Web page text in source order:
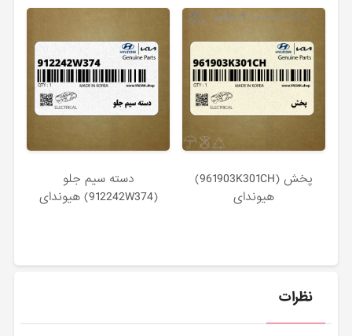
پخش (961903K301CH)
هیوندای
دسته سيم جلو
(912242W374) هیوندای
نظرات